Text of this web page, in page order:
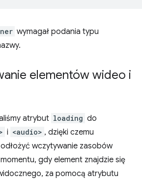
wymagał podania typu
elementów wideo i
atrybut loading do
i <audio> , dzięki czemu
wczytywanie zasobów
gdy element znajdzie się
za pomocą atrybutu